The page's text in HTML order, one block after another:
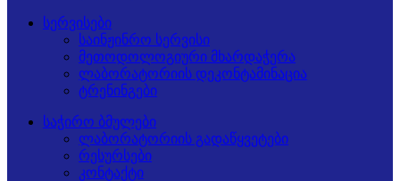
სერვისები
საინჟინრო სერვისი
მეთოდოლოგიური მხარდაჭერა
ლაბორატორიის დეკონტამინაცია
ტრენინგები
საჭირო ბმულები
ლაბორატორიის გადაწყვეტები
რესურსები
კონტაქტი